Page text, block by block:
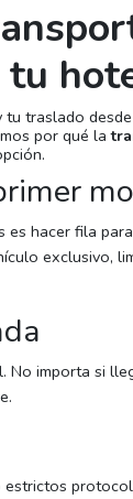
traslado
por qué la
hacer fila
exclusivo,
importa si